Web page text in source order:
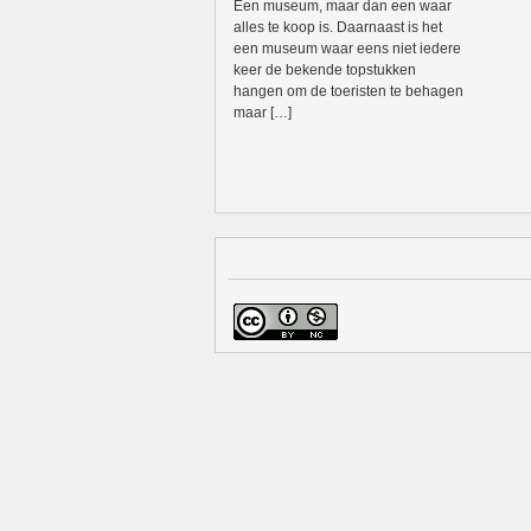
Een museum, maar dan een waar
alles te koop is. Daarnaast is het
een museum waar eens niet iedere
keer de bekende topstukken
hangen om de toeristen te behagen
maar […]